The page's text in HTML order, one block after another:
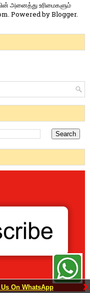
On WhatsApp X
அனைத்து உரிமைகளும்
Powered byBlogger.